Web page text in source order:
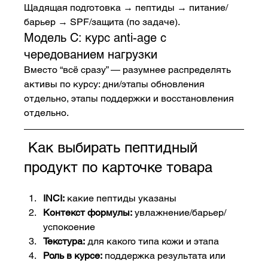
Щадящая подготовка → пептиды → питание/
барьер → SPF/защита (по задаче).
Модель C: курс anti-age с
чередованием нагрузки
Вместо “всё сразу” — разумнее распределять
активы по курсу: дни/этапы обновления
отдельно, этапы поддержки и восстановления
отдельно.
Как выбирать пептидный
продукт по карточке товара
INCI: какие пептиды указаны
Контекст формулы: увлажнение/барьер/
успокоение
Текстура: для какого типа кожи и этапа
Роль в курсе: поддержка результата или